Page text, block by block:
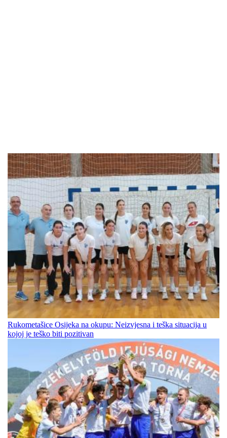
Rukometašice Osijeka na okupu: Neizvjesna i teška situacija u
kojoj je teško biti pozitivan